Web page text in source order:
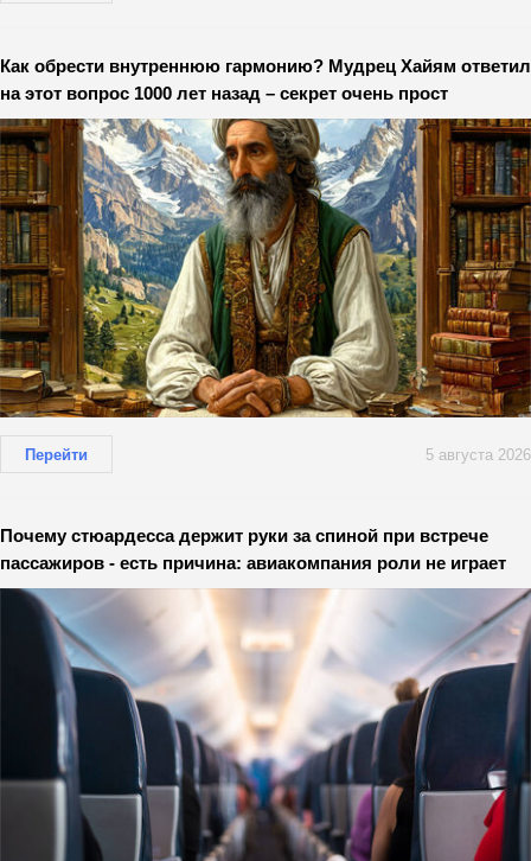
Как обрести внутреннюю гармонию? Мудрец Хайям ответил
на этот вопрос 1000 лет назад – секрет очень прост
Перейти 5 августа 2026
Почему стюардесса держит руки за спиной при встрече
пассажиров - есть причина: авиакомпания роли не играет